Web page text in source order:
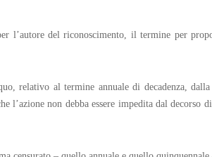
del riconoscimento, il termine per
relativo al termine annuale di decadenza,
non debba essere impedita dal decorso